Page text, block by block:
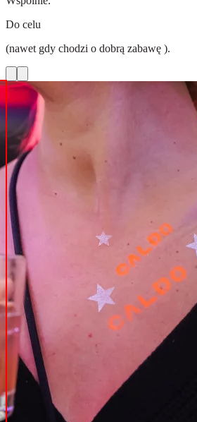
Do celu
(nawet gdy chodzi o dobrą zabawę ).